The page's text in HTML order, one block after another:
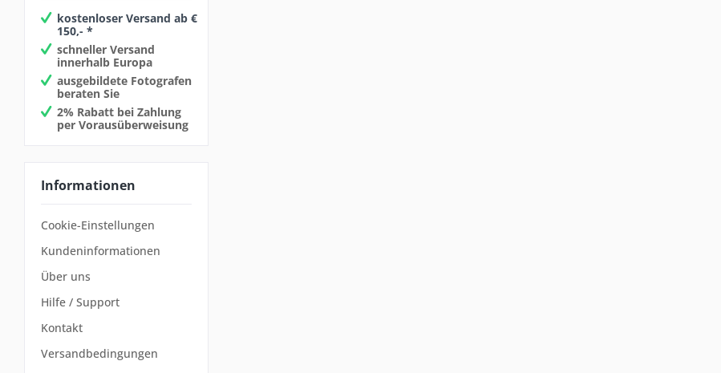
kostenloser Versand ab €
150,- *
schneller Versand
innerhalb Europa
ausgebildete Fotografen
beraten Sie
2% Rabatt bei Zahlung
per Vorausüberweisung
Informationen
Cookie-Einstellungen
Kundeninformationen
Über uns
Hilfe / Support
Kontakt
Versandbedingungen